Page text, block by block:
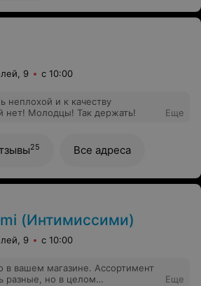
9 с 10:00
неплохой и к качеству
нет! Молодцы! Так держать!
Еще
25 Все адреса
(Интимиссими)
9 с 10:00
в вашем магазине. Ассортимент
разные, но в целом
Еще